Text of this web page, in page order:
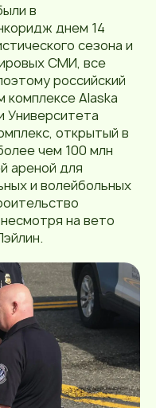
в
днем 14
сезона и
СМИ, все
российский
комплексе Alaska
Университета
открытый в
чем 100 млн
ареной для
и волейбольных
на вето